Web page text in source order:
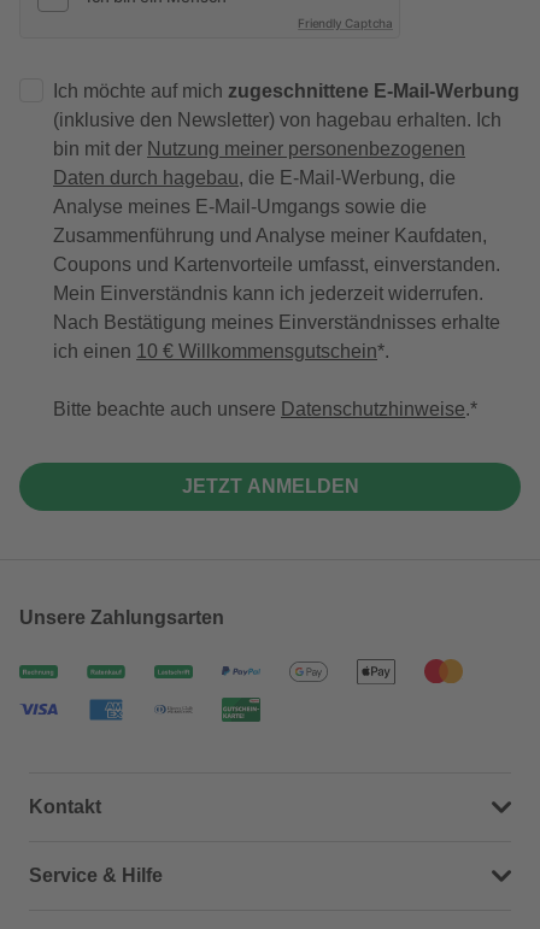
Friendly Captcha
Ich möchte auf mich zugeschnittene E-Mail-Werbung
(inklusive den Newsletter) von hagebau erhalten. Ich
bin mit der Nutzung meiner personenbezogenen
Daten durch hagebau, die E-Mail-Werbung, die
Analyse meines E-Mail-Umgangs sowie die
Zusammenführung und Analyse meiner Kaufdaten,
Coupons und Kartenvorteile umfasst, einverstanden.
Mein Einverständnis kann ich jederzeit widerrufen.
Nach Bestätigung meines Einverständnisses erhalte
ich einen 10 € Willkommensgutschein*.
Bitte beachte auch unsere Datenschutzhinweise.
JETZT ANMELDEN
Unsere Zahlungsarten
Kontakt
Dein Kontakt zu uns
Service & Hilfe